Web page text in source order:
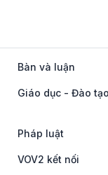
Bàn và luận
Giáo dục - Đào tạo
Pháp luật
VOV2 kết nối